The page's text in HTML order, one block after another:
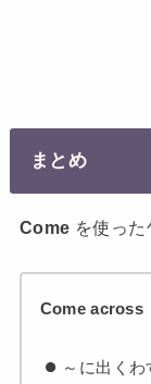
まとめ
Come を使った
Come across
～に出くわ